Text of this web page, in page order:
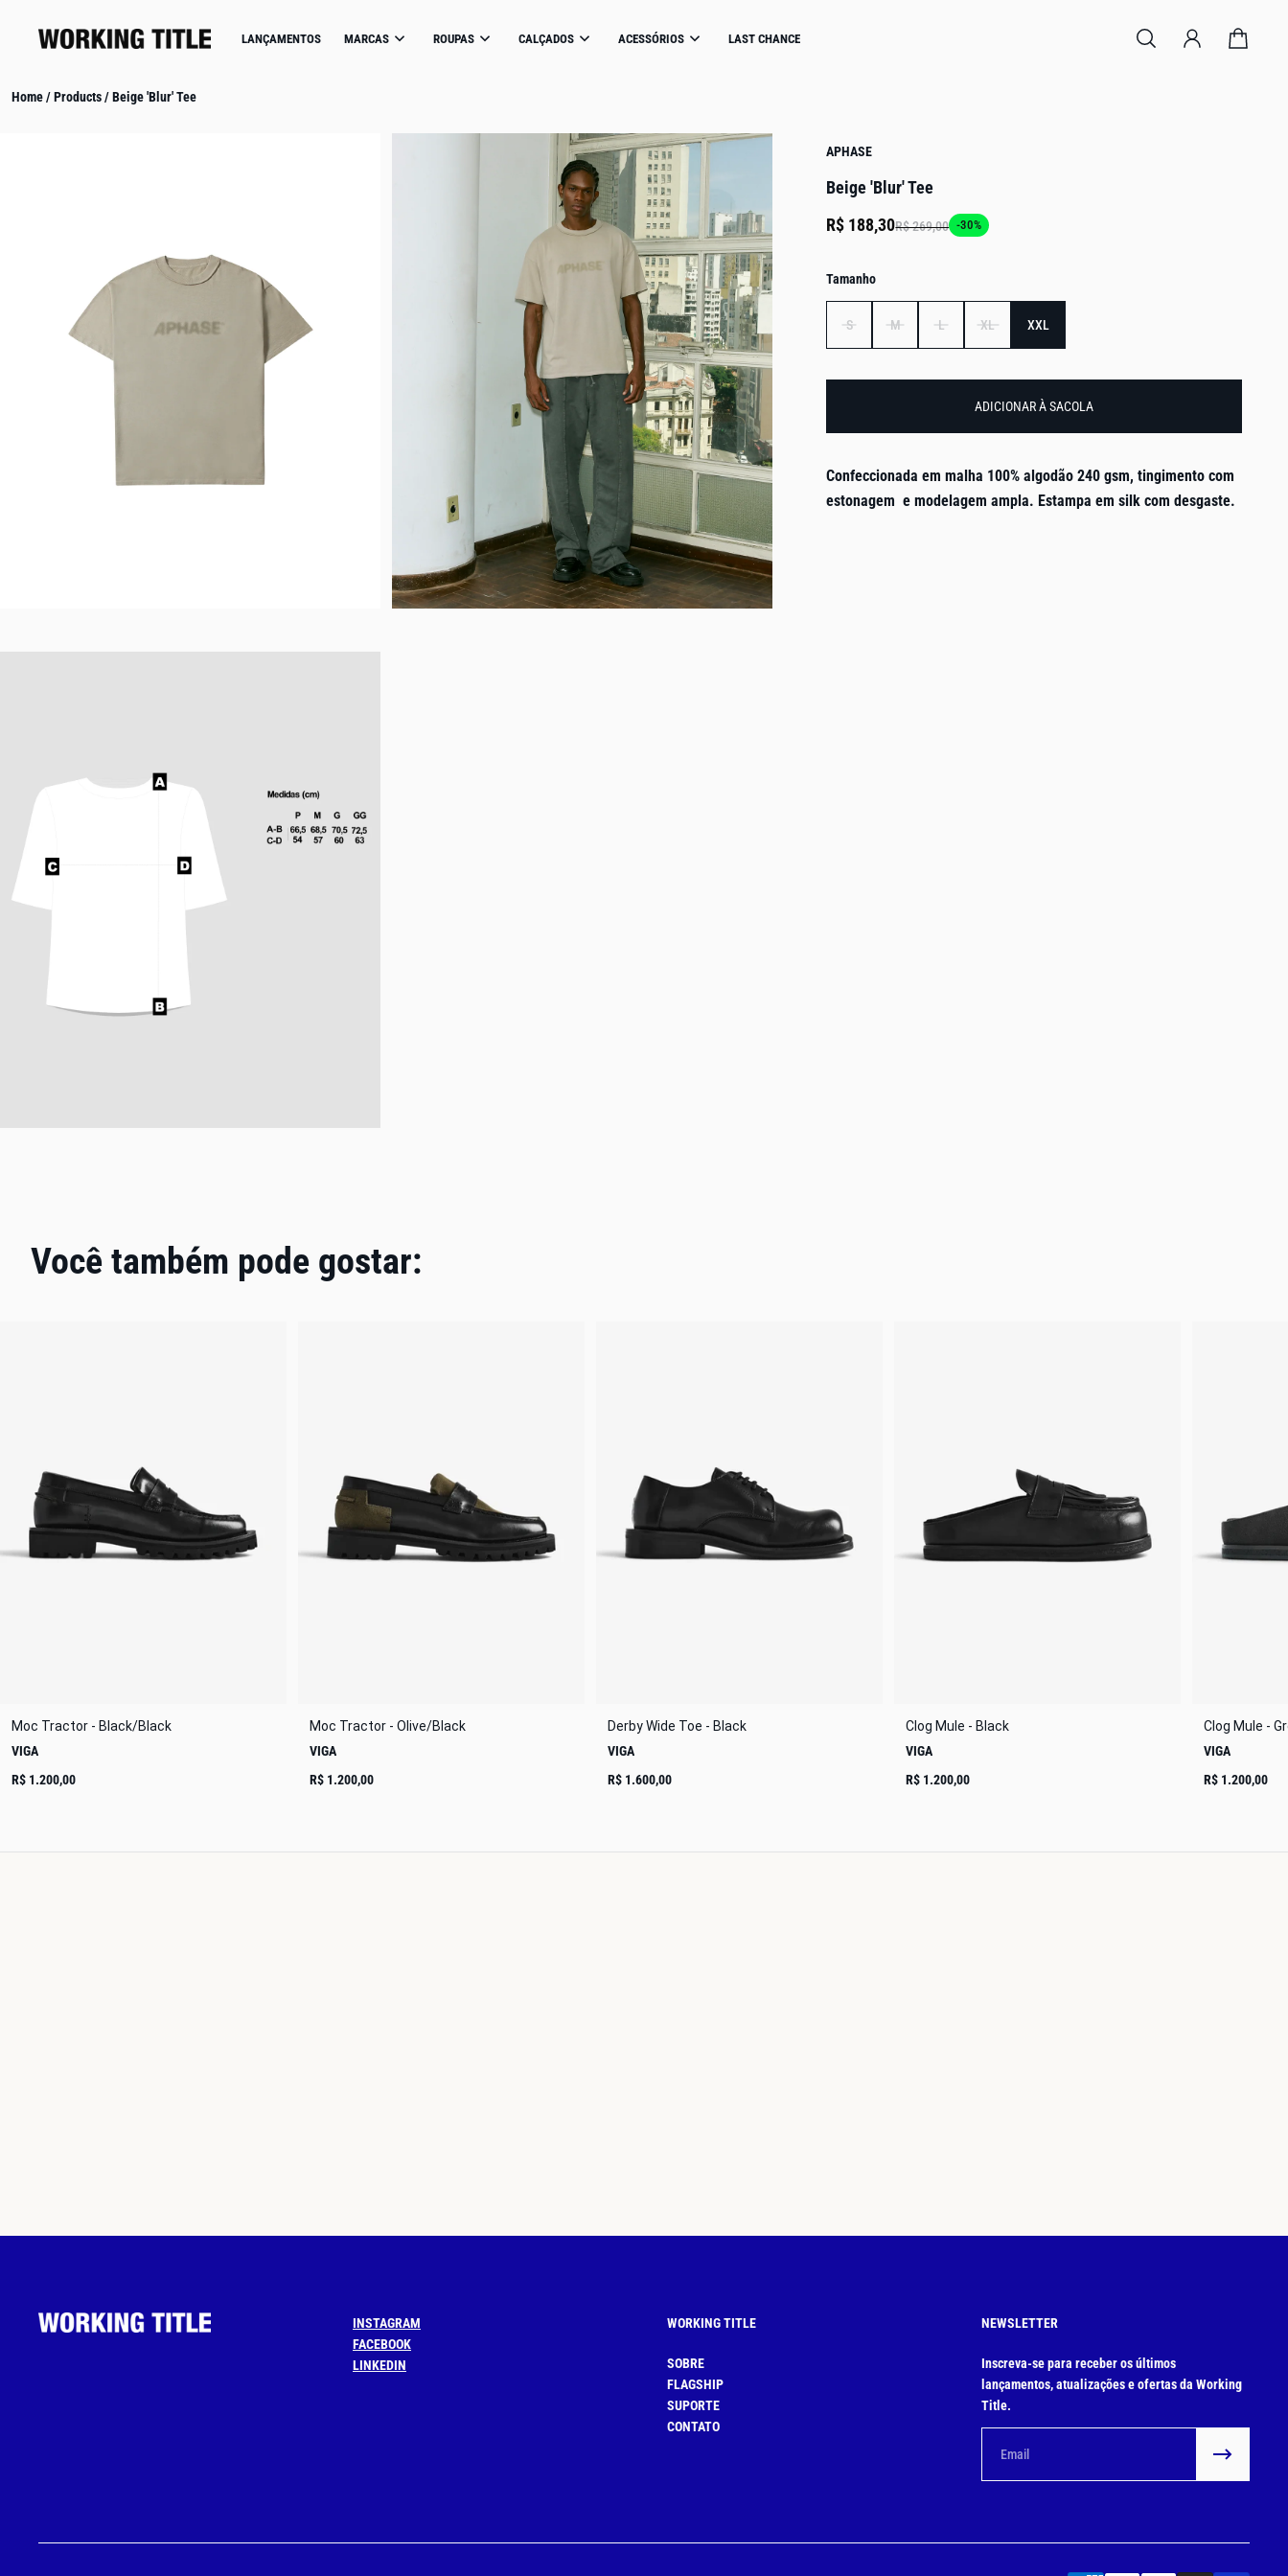
TO CONTENT
LANÇAMENTOS MARCAS ROUPAS CALÇADOS ACESSÓRIOS LAST CHANCE
Home/Products/Beige 'Blur' Tee
APHASE
Beige 'Blur' Tee
R$ 188,30R$ 269,00 -30%
Tamanho
S M L XL XXL
ADICIONAR À SACOLA
Confeccionada em malha 100% algodão 240 gsm, tingimento com
estonagem e modelagem ampla. Estampa em silk com desgaste.
Você também pode gostar:
Moc Tractor - Black/Black
VIGA
R$ 1.200,00
Moc Tractor - Olive/Black
VIGA
R$ 1.200,00
Derby Wide Toe - Black
VIGA
R$ 1.600,00
Clog Mule - Black
VIGA
R$ 1.200,00
Clog Mule -
VIGA
R$ 1.200,00
INSTAGRAM
FACEBOOK
LINKEDIN
WORKING TITLE
SOBRE
FLAGSHIP
SUPORTE
CONTATO
NEWSLETTER
Inscreva-se para receber os últimos
lançamentos, atualizações e ofertas da Working
Title.